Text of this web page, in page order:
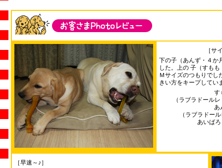
［サ
下の子（あんず・４か
した。上の 子（すも
Ｍサイズのつもりでし
きい方をキープしてい
す
（ラブラドール
あ
（ラブラドー
あいば
［早速～♪］